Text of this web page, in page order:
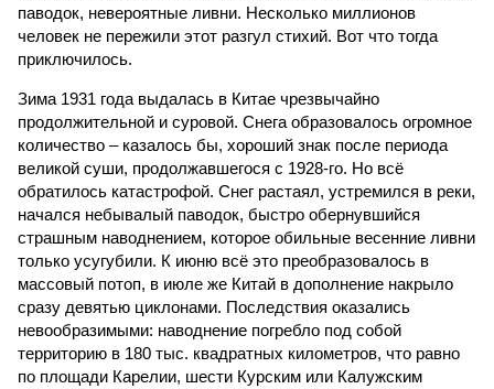
паводок, невероятные ливни. Несколько миллионов
человек не пережили этот разгул стихий. Вот что тогда
приключилось.
Зима 1931 года выдалась в Китае чрезвычайно
продолжительной и суровой. Снега образовалось огромное
количество – казалось бы, хороший знак после периода
великой суши, продолжавшегося с 1928-го. Но всё
обратилось катастрофой. Снег растаял, устремился в реки,
начался небывалый паводок, быстро обернувшийся
страшным наводнением, которое обильные весенние ливни
только усугубили. К июню всё это преобразовалось в
массовый потоп, в июле же Китай в дополнение накрыло
сразу девятью циклонами. Последствия оказались
невообразимыми: наводнение погребло под собой
территорию в 180 тыс. квадратных километров, что равно
по площади Карелии, шести Курским или Калужским